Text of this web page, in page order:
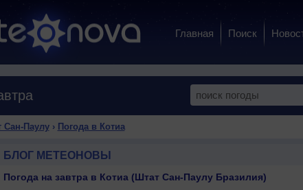
Главная Поиск
Сан-Паулу› Погода в Котиа
БЛОГ МЕТЕОНОВЫ
Погода на завтра в Котиа (Штат Сан-Паулу Бразилия)